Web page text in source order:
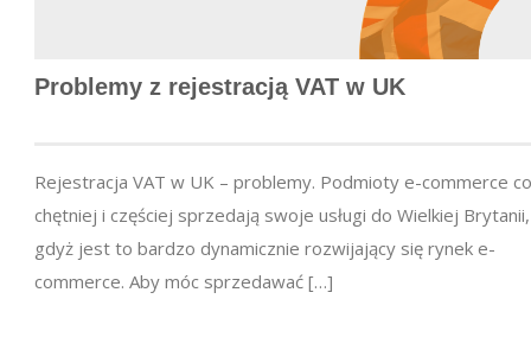
Problemy z rejestracją VAT w UK
Rejestracja VAT w UK – problemy. Podmioty e-commerce
chętniej i częściej sprzedają swoje usługi do Wielkiej Brytanii,
gdyż jest to bardzo dynamicznie rozwijający się rynek e-
commerce. Aby móc sprzedawać […]